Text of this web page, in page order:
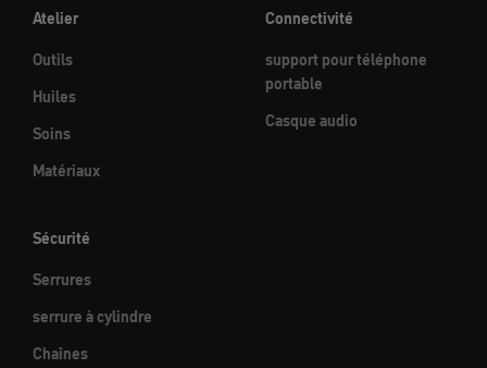
Atelier
Outils
Huiles
Soins
Matériaux
Connectivité
support pour téléphone
portable
Casque audio
Sécurité
Serrures
serrure à cylindre
Chaînes